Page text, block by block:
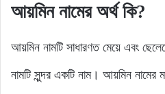
আয়মিন নামের অর্থ কি?
আয়মিন নামটি সাধারণত মেয়ে এবং
নামটি সুন্দর একটি নাম। আয়মিন